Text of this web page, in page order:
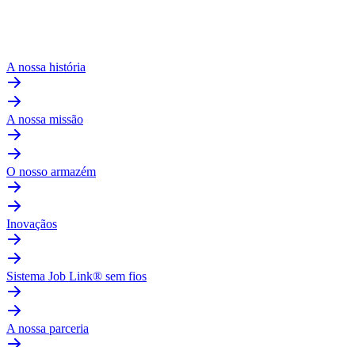
A nossa história
A nossa missão
O nosso armazém
Inovaçãos
Sistema Job Link® sem fios
A nossa parceria